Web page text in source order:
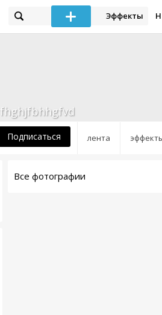
Эффекты
лента
fhghjfbhhgfvd
Подписаться
Все фотографии